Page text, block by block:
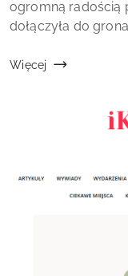
artykułu:
ogromną radością
dołączyła do
testuje, która z
Więcej